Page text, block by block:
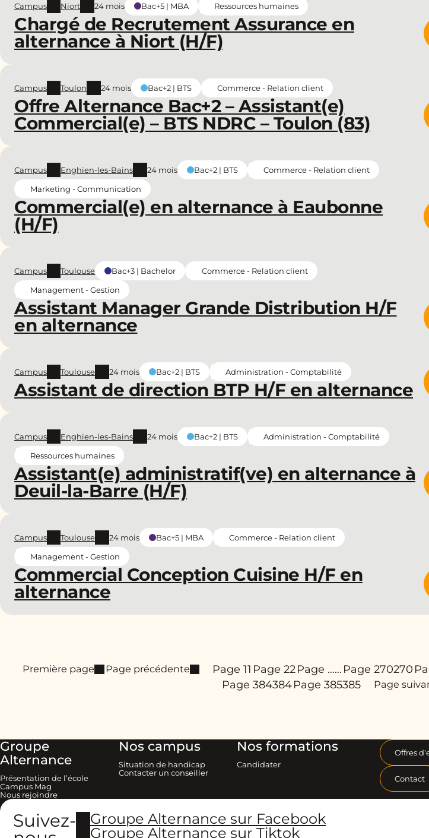
Chargé de Recrutement Assurance en
alternance à Niort (H/F)
Campus Niort 24 mois Bac+5 | MBA Ressources humaines
Offre Alternance Bac+2 – Assistant(e)
Commercial(e) – BTS NDRC – Toulon (83)
Campus Toulon 24 mois Bac+2 | BTS Commerce - Relation client
Commercial(e) en alternance à Eaubonne
(H/F)
Campus Enghien-les-Bains 24 mois Bac+2 | BTS
Commerce - Relation client
Marketing - Communication
Assistant Manager Grande Distribution H/F
en alternance
Campus Toulouse Bac+3 | Bachelor
Commerce - Relation client
Management - Gestion
Assistant de direction BTP H/F en alternance
Campus Toulouse 24 mois Bac+2 | BTS Administration - Comptabilité
Assistant(e) administratif(ve) en alternance à
Deuil-la-Barre (H/F)
Campus Enghien-les-Bains 24 mois Bac+2 | BTS
Administration - Comptabilité
Ressources humaines
Commercial Conception Cuisine H/F en
alternance
Campus Toulouse 24 mois Bac+5 | MBA
Commerce - Relation client
Management - Gestion
Première page Page précédente Page 11 Page 22Page …… Page 270270
Page 384384Page 385385 Page
Groupe
Alternance
Présentation de l’école
Campus Mag
Nous rejoindre
Nos campus
Situation de handicap
Contacter un conseiller
Nos formations
Candidater
Offres
Contact
Suivez-
Groupe Alternance sur Facebook
Groupe Alternance sur Tiktok